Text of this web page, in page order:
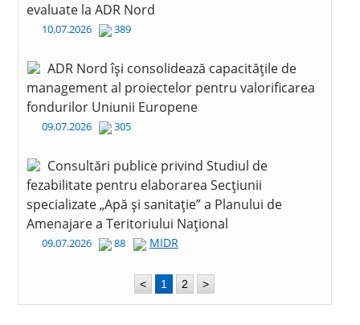
evaluate la ADR Nord
10.07.2026 389
ADR Nord își consolidează capacitățile de
management al proiectelor pentru valorificarea
fondurilor Uniunii Europene
09.07.2026 305
Consultări publice privind Studiul de
fezabilitate pentru elaborarea Secțiunii
specializate „Apă și sanitație” a Planului de
Amenajare a Teritoriului Național
09.07.2026 88 MIDR
< 1 2 >